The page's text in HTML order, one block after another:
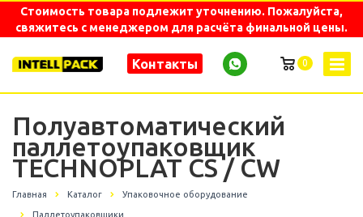
Стоимость товара подлежит уточнению. Пожалуйста,
свяжитесь с менеджером для расчёта финальной цены.
0
Контакты
Полуавтоматический
паллетоупаковщик
TECHNOPLAT CS / CW
Главная Каталог Упаковочное оборудование
Паллетоупаковщики